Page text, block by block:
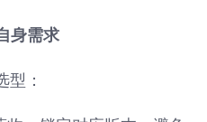
身需求
型：